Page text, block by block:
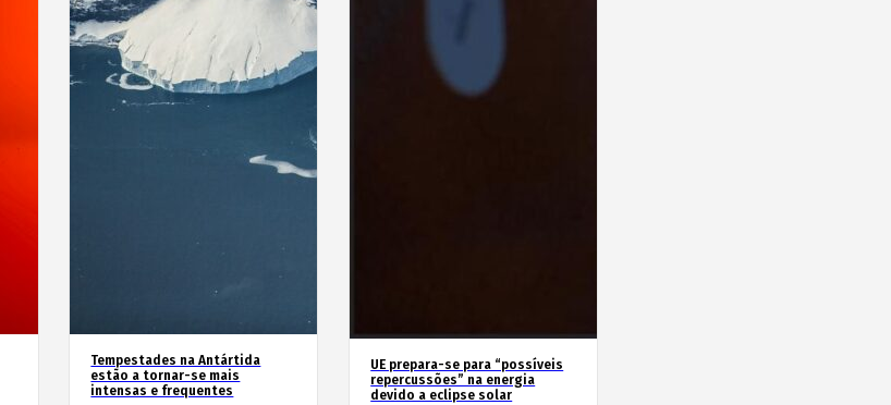
Tempestades na Antártida
estão a tornar-se mais
intensas e frequentes
UE prepara-se para “possíveis
repercussões” na energia
devido a eclipse solar